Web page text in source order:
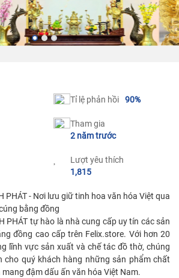
Tỉ lệ phản hồi 90%
Tham gia
2 năm trước
Lượt yêu thích
1,815
PHÁT - Nơi lưu giữ tinh hoa văn hóa Việt qua
bằng đồng
PHÁT tự hào là nhà cung cấp uy tín các sản
đồng cao cấp trên Felix.store. Với hơn 20
lĩnh vực sản xuất và chế tác đồ thờ, chúng
cho quý khách hàng những sản phẩm chất
mang đậm dấu ấn văn hóa Việt Nam.